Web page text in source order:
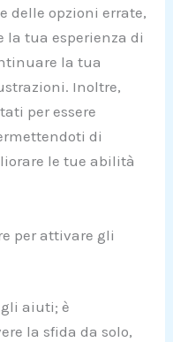
delle opzioni errate,
tua esperienza di
la tua
Inoltre,
per essere
di
le tue abilità
per attivare gli
aiuti; è
la sfida da solo,